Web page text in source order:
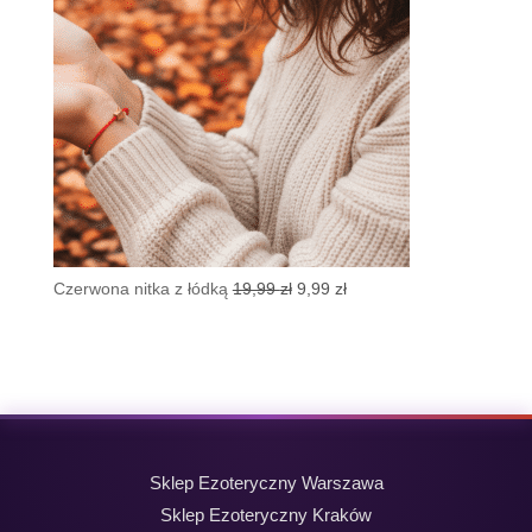
Czerwona nitka z łódką 19,99zł Pierwotna
9,99 złAktualna
Sklep Ezoteryczny Warszawa
Sklep Ezoteryczny Kraków